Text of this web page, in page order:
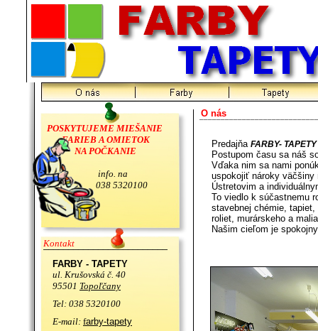
________________________________________
Kontakt
FARBY - TAPETY
ul. Krušovská č. 40
95501 Topoľčany
Tel: 038 5320100
E-mail: farby-tapety
O nás
Predajňa FARBY- TAPETY
Postupom času sa náš
Vďaka nim sa nami
uspokojiť nároky väčšiny
Ústretovim a
To viedlo k súčastnemu
stavebnej chémie,
roliet, murárskeho a
Našim cieľom je
POSKYTUJEME MIEŠANIE
FARIEB A OMIETOK
NA POČKANIE
info. na
038 5320100